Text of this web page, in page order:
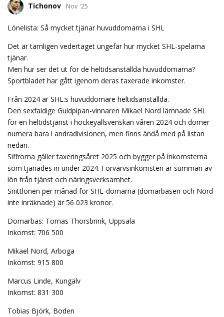
Tichonov Nov '25
Lönelista: Så mycket tjänar huvuddomarna i SHL
Det är tämligen vedertaget ungefär hur mycket SHL-spelarna
tjänar.
Men hur ser det ut för de heltidsanställda huvuddomarna?
Sportbladet har gått igenom deras taxerade inkomster.
Från 2024 är SHL:s huvuddomare heltidsanställda.
Den sexfaldige Guldpipan-vinnaren Mikael Nord lämnade SHL
för en heltidstjänst i hockeyallsvenskan våren 2024 och dömer
numera bara i andradivisionen, men finns ändå med på listan
nedan.
Siffrorna gäller taxeringsåret 2025 och bygger på inkomsterna
som tjänades in under 2024. Förvärvsinkomsten är summan av
lön från tjänst och näringsverksamhet.
Snittlönen per månad för SHL-domarna (domarbasen och Nord
inte inräknade) är 56 023 kronor.
Domarbas: Tomas Thorsbrink, Uppsala
Inkomst: 706 500
Mikael Nord, Arboga
Inkomst: 915 800
Marcus Linde, Kungälv
Inkomst: 831 300
Tobias Björk, Boden